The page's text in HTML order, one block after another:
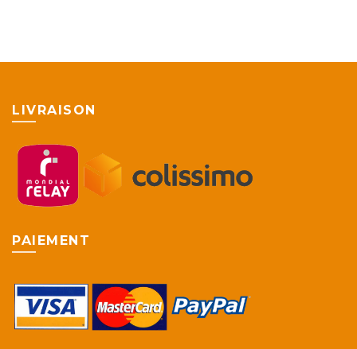
LIVRAISON
PAIEMENT